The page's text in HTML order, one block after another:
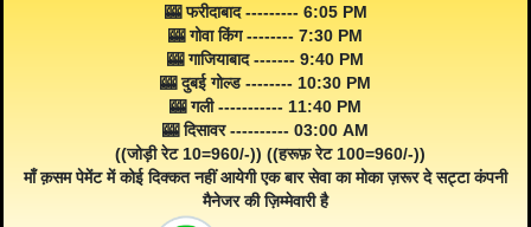
🎰 फरीदाबाद --------- 6:05 PM
🎰 गोवा किंग -------- 7:30 PM
🎰 गाजियाबाद ------- 9:40 PM
🎰 दुबई गोल्ड -------- 10:30 PM
🎰 गली ----------- 11:40 PM
🎰 दिसावर ---------- 03:00 AM
((जोड़ी रेट 10=960/-)) ((हरूफ़ रेट 100=960/-))
माँ क़सम पेमेंट में कोई दिक्कत नहीं आयेगी एक बार सेवा का मोका ज़रूर दे सट्टा कंपनी
मैनेजर की ज़िम्मेवारी है